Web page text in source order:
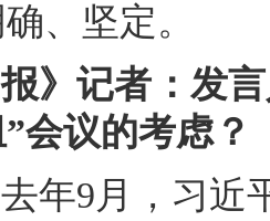
、坚定。
报》记者：发
会议的考虑？
年9月，习近